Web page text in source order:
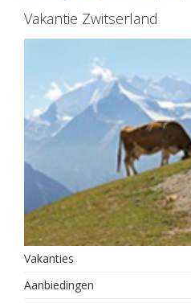
Vakantie Zwitserland
Vakanties
Aanbiedingen